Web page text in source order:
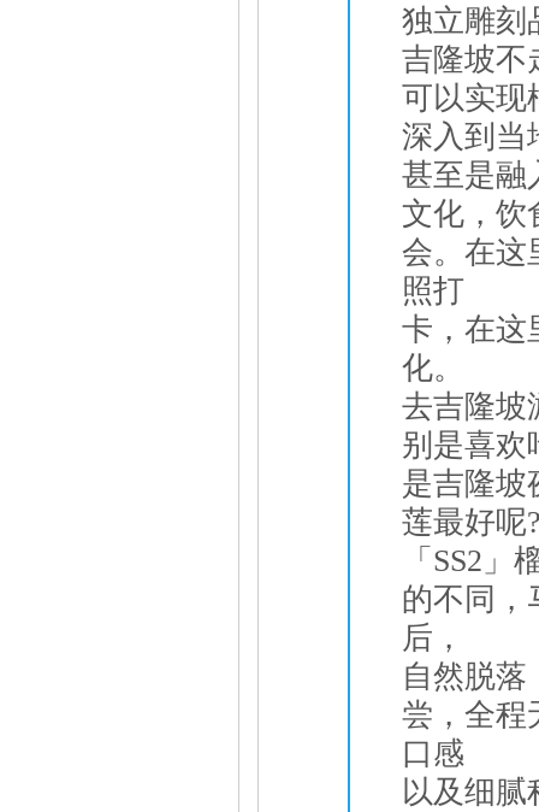
独立雕刻
吉隆坡不
可以实现
深入到当
甚至是融
文化，饮
会。在这
照打
卡，在这
化。
去吉隆坡
别是喜欢
是吉隆坡
莲最好呢
「SS2
的不同，
后，
自然脱落
尝，全程
口感
以及细腻